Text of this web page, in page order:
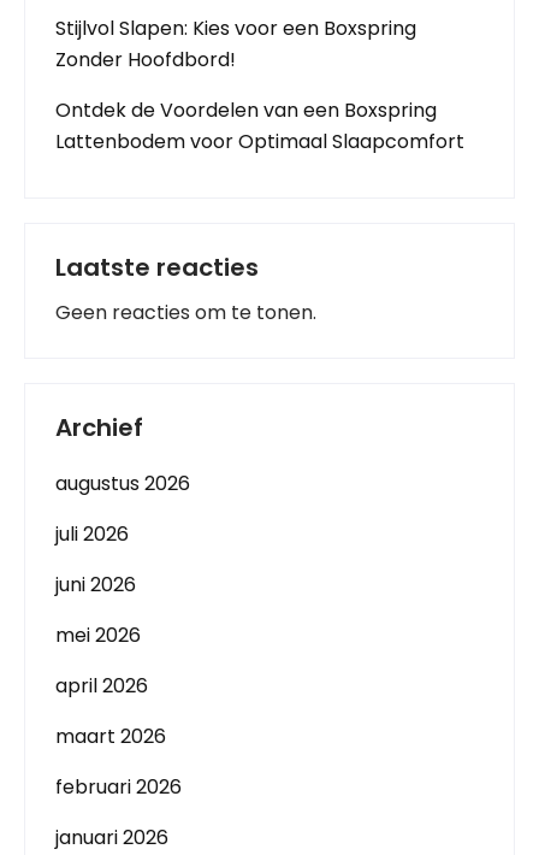
Stijlvol Slapen: Kies voor een Boxspring
Zonder Hoofdbord!
Ontdek de Voordelen van een Boxspring
Lattenbodem voor Optimaal Slaapcomfort
Laatste reacties
Geen reacties om te tonen.
Archief
augustus 2026
juli 2026
juni 2026
mei 2026
april 2026
maart 2026
februari 2026
januari 2026